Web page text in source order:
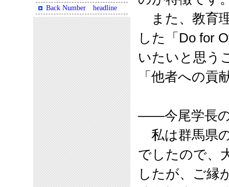
また、教育
した「 Do for
いたいと思う
「他者への貢
――今尾学長
私は群馬県
でしたので、
したが、ご縁
Back Number headline